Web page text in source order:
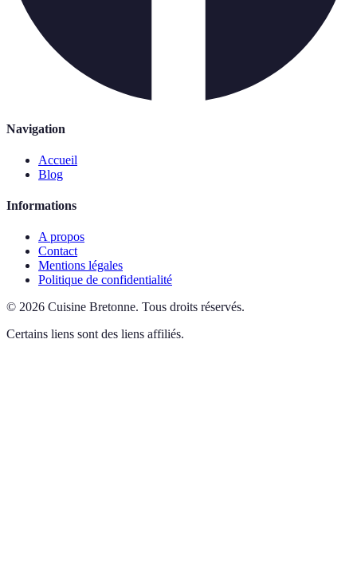
Navigation
Accueil
Blog
Informations
A propos
Contact
Mentions légales
Politique de confidentialité
© 2026 Cuisine Bretonne. Tous droits réservés.
Certains liens sont des liens affiliés.